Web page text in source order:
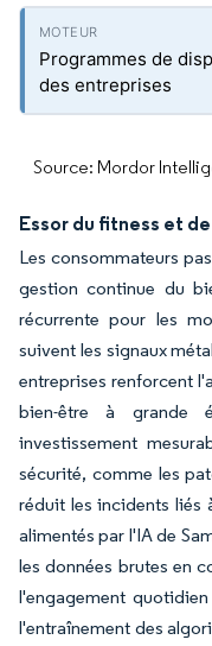
Programmes de
des entreprises
Source: Mordor
Essor du fitness et
Les consommateurs
gestion continue du
récurrente pour les
suivent les signaux
entreprises renforcent
bien-être à grande
investissement
sécurité, comme les
réduit les incidents liés
alimentés par l'IA de
les données brutes en
l'engagement
l'entraînement des